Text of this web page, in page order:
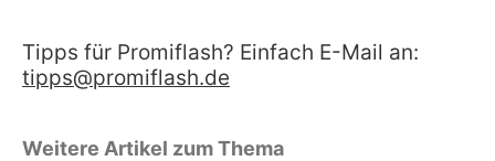
Tipps für Promiflash? Einfach E-Mail an:
tipps@promiflash.de
Weitere Artikel zum Thema